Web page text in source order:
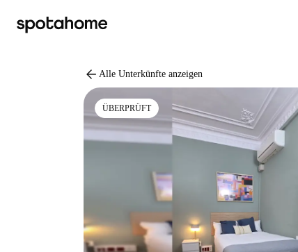
arrow_back Alle Unterkünfte anzeigen
ÜBERPRÜFT